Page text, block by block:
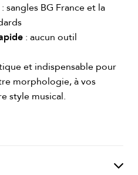
: sangles BG France et la
: aucun outil
et indispensable pour
morphologie, à vos
style musical.